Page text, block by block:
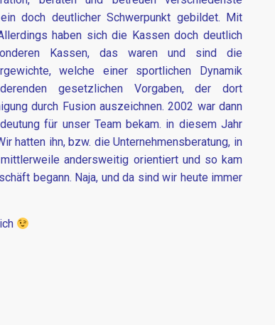
doch deutlicher Schwerpunkt gebildet. Mit
haben sich die Kassen doch deutlich
Kassen, das waren und sind die
welche einer sportlichen Dynamik
gesetzlichen Vorgaben, der dort
durch Fusion auszeichnen. 2002 war dann
für unser Team bekam. in diesem Jahr
hatten ihn, bzw. die Unternehmensberatung, in
andersweitig orientiert und so kam
begann. Naja, und da sind wir heute immer